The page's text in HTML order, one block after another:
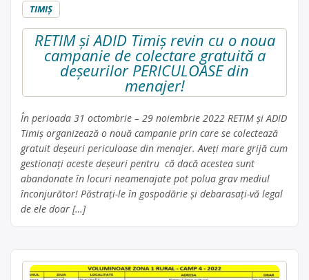
TIMIŞ
RETIM și ADID Timiș revin cu o noua
campanie de colectare gratuită a
deșeurilor PERICULOASE din
menajer!
În perioada 31 octombrie – 29 noiembrie 2022 RETIM și ADID
Timiș organizează o nouă campanie prin care se colectează
gratuit deșeuri periculoase din menajer. Aveți mare grijă cum
gestionați aceste deșeuri pentru că dacă acestea sunt
abandonate în locuri neamenajate pot polua grav mediul
înconjurător! Păstrați-le în gospodărie și debarasați-vă legal
de ele doar […]